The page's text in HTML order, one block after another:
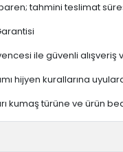
tahmini teslimat
ile güvenli alışveriş
hijyen kurallarına
kumaş türüne ve ürün